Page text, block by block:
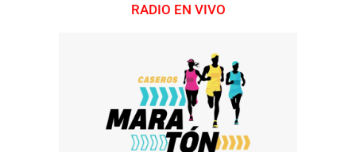
RADIO EN VIVO